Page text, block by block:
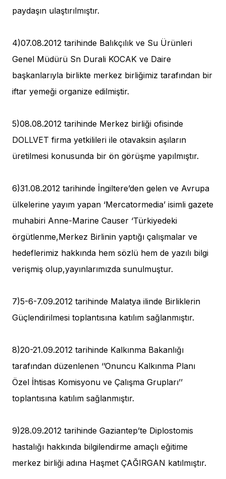
paydaşın ulaştırılmıştır.
4)07.08.2012 tarihinde Balıkçılık ve Su Ürünleri
Genel Müdürü Sn Durali KOCAK ve Daire
başkanlarıyla birlikte merkez birliğimiz tarafından bir
iftar yemeği organize edilmiştir.
5)08.08.2012 tarihinde Merkez birliği ofisinde
DOLLVET firma yetkilileri ile otavaksin aşıların
üretilmesi konusunda bir ön görüşme yapılmıştır.
6)31.08.2012 tarihinde İngiltere’den gelen ve Avrupa
ülkelerine yayım yapan ‘Mercatormedia’ isimli gazete
muhabiri Anne-Marine Causer ‘Türkiyedeki
örgütlenme,Merkez Birlinin yaptığı çalışmalar ve
hedeflerimiz hakkında hem sözlü hem de yazılı bilgi
verişmiş olup,yayınlarımızda sunulmuştur.
7)5-6-7.09.2012 tarihinde Malatya ilinde Birliklerin
Güçlendirilmesi toplantısına katılım sağlanmıştır.
8)20-21.09.2012 tarihinde Kalkınma Bakanlığı
tarafından düzenlenen ‘’Onuncu Kalkınma Planı
Özel İhtisas Komisyonu ve Çalışma Grupları’’
toplantısına katılım sağlanmıştır.
9)28.09.2012 tarihinde Gaziantep’te Diplostomis
hastalığı hakkında bilgilendirme amaçlı eğitime
merkez birliği adına Haşmet ÇAĞIRGAN katılmıştır.